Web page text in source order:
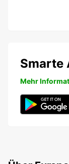
Smarte
Mehr